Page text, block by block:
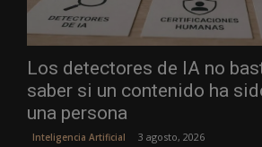
Los detectores de IA no
saber si un contenido ha
una persona
Inteligencia Artificial 3 agosto, 2026